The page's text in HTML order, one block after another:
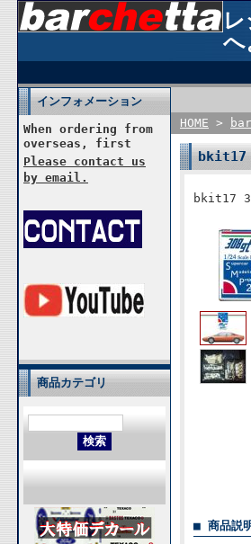
インフォメーション
When ordering from
overseas, first
Please contact us
by email.
商品カテゴリ
HOME >
bkit17
bkit17
■ 商品説